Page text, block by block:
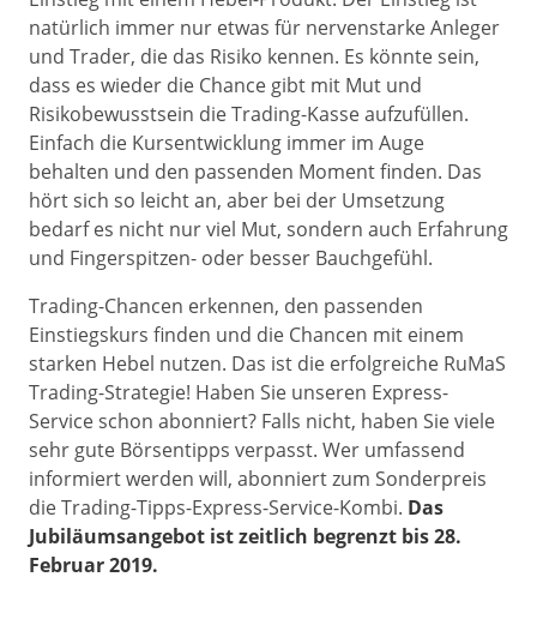
natürlich immer nur etwas für nervenstarke Anleger
und Trader, die das Risiko kennen. Es könnte sein,
dass es wieder die Chance gibt mit Mut und
Risikobewusstsein die Trading-Kasse aufzufüllen.
Einfach die Kursentwicklung immer im Auge
behalten und den passenden Moment finden. Das
hört sich so leicht an, aber bei der Umsetzung
bedarf es nicht nur viel Mut, sondern auch Erfahrung
und Fingerspitzen- oder besser Bauchgefühl.
Trading-Chancen erkennen, den passenden
Einstiegskurs finden und die Chancen mit einem
starken Hebel nutzen. Das ist die erfolgreiche RuMaS
Trading-Strategie! Haben Sie unseren Express-
Service schon abonniert? Falls nicht, haben Sie viele
sehr gute Börsentipps verpasst. Wer umfassend
informiert werden will, abonniert zum Sonderpreis
die Trading-Tipps-Express-Service-Kombi. Das
Jubiläumsangebot ist zeitlich begrenzt bis 28.
Februar 2019.